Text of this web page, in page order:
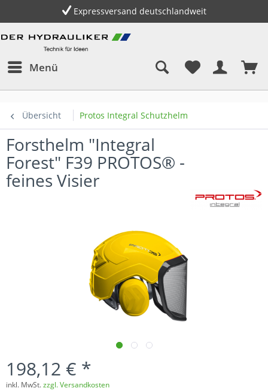
Expressversand deutschlandweit
Menü
Übersicht Protos Integral Schutzhelm
Forsthelm "Integral
Forest" F39 PROTOS® -
feines Visier
198,12 € *
inkl. MwSt.zzgl. Versandkosten